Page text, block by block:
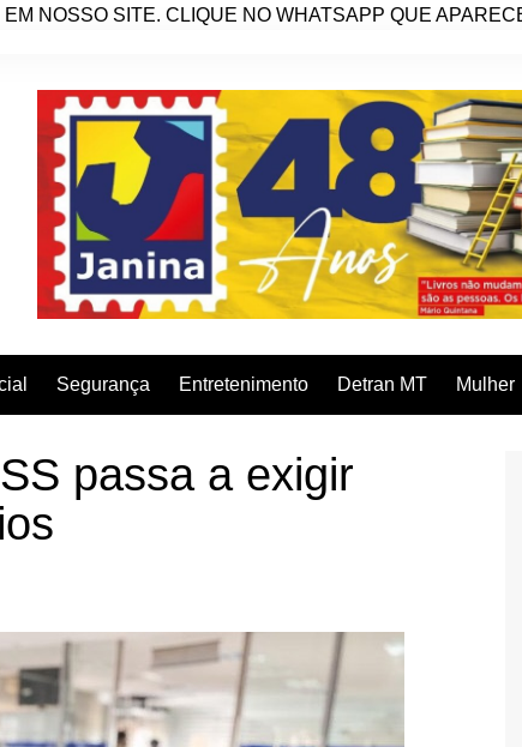
NOSSO SITE. CLIQUE NO WHATSAPP QUE
Segurança Entretenimento Detran MT Mulher
passa a exigir